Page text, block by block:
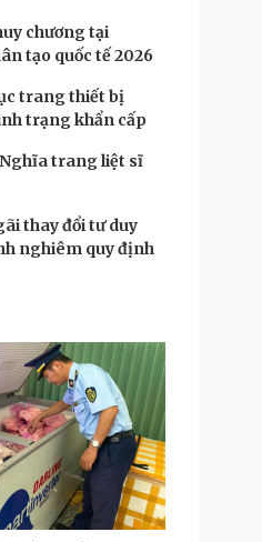
chương tại
tạo quốc tế 2026
trang thiết bị
trạng khẩn cấp
trang liệt sĩ
thay đổi tư duy
nghiêm quy định